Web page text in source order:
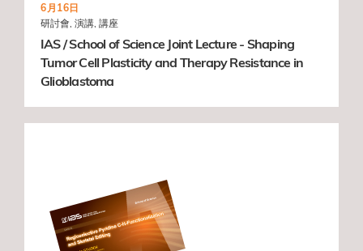
6月16日
研討會, 演講, 講座
IAS / School of Science Joint Lecture - Shaping
Tumor Cell Plasticity and Therapy Resistance in
Glioblastoma